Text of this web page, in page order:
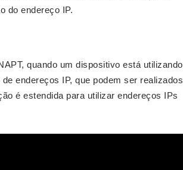
do endereço IP.
quando um dispositivo está utilizando
endereços IP, que podem ser realizados
é estendida para utilizar endereços IPs